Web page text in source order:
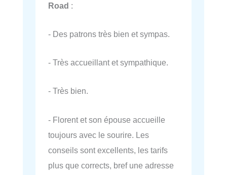
Road :
- Des patrons très bien et sympas.
- Très accueillant et sympathique.
- Très bien.
- Florent et son épouse accueille
toujours avec le sourire. Les
conseils sont excellents, les tarifs
plus que corrects, bref une adresse